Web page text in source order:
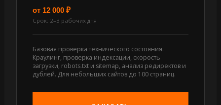
от 12 000 ₽
Срок: 2–3 рабочих дня
Базовая проверка технического состояния.
Краулинг, проверка индексации, скорость
загрузки, robots.txt и sitemap, анализ редиректов и
дублей. Для небольших сайтов до 100 страниц.